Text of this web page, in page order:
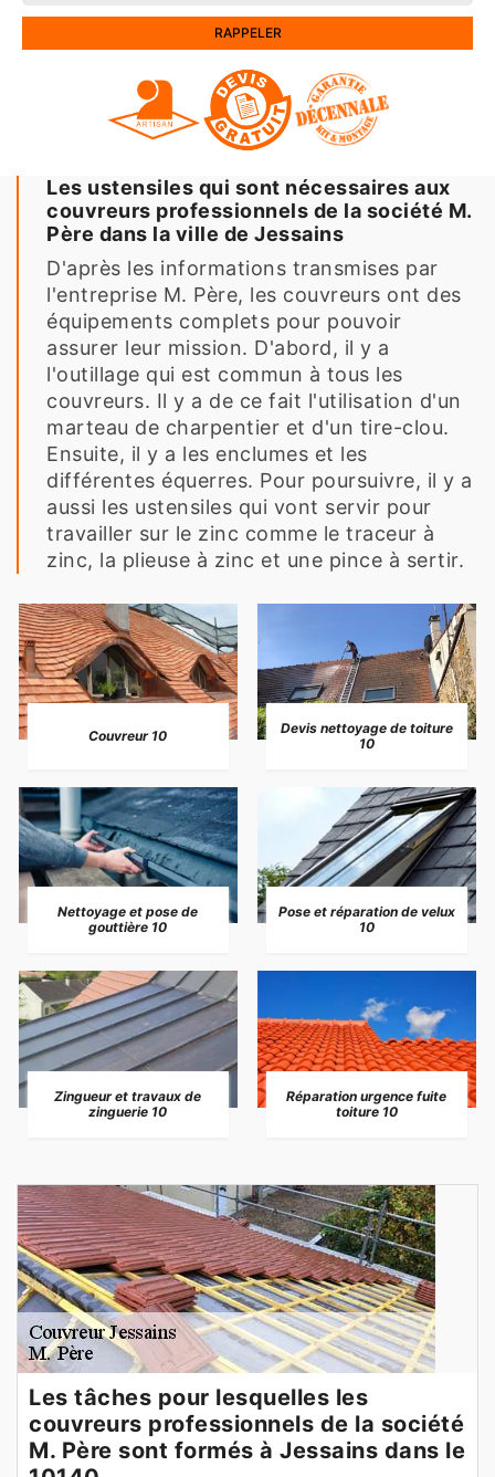
Les ustensiles qui sont nécessaires aux
couvreurs professionnels de la société M.
Père dans la ville de Jessains
D'après les informations transmises par
l'entreprise M. Père, les couvreurs ont des
équipements complets pour pouvoir
assurer leur mission. D'abord, il y a
l'outillage qui est commun à tous les
couvreurs. Il y a de ce fait l'utilisation d'un
marteau de charpentier et d'un tire-clou.
Ensuite, il y a les enclumes et les
différentes équerres. Pour poursuivre, il y a
aussi les ustensiles qui vont servir pour
travailler sur le zinc comme le traceur à
zinc, la plieuse à zinc et une pince à sertir.
Couvreur 10
Devis nettoyage de toiture
10
Nettoyage et pose de
gouttière 10
Pose et réparation de velux
10
Zingueur et travaux de
zinguerie 10
Réparation urgence fuite
toiture 10
Les tâches pour lesquelles les
couvreurs professionnels de la société
M. Père sont formés à Jessains dans le